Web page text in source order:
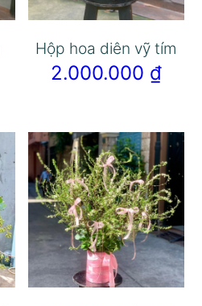
Hộp hoa diên vỹ tím
2.000.000 ₫